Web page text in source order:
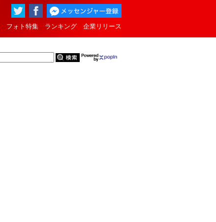
フォト特集 ランキング 企業リリース